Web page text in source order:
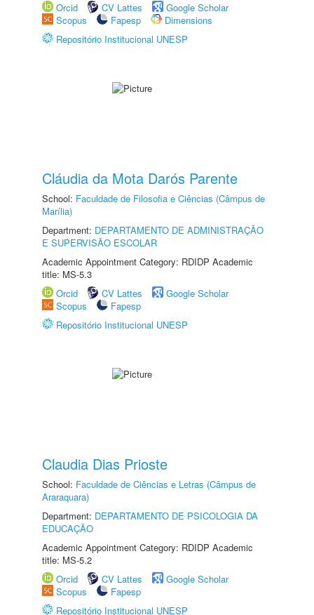
Orcid
CV Lattes
Google Scholar
Scopus
Fapesp
Dimensions
Repositório Institucional UNESP
Cláudia da Mota Darós Parente
School: Faculdade de Filosofia e Ciências (Câmpus de
Marília)
Department: DEPARTAMENTO DE ADMINISTRAÇÃO
E SUPERVISÃO ESCOLAR
Academic Appointment Category: RDIDP Academic
title: MS-5.3
Orcid
CV Lattes
Google Scholar
Scopus
Fapesp
Repositório Institucional UNESP
Claudia Dias Prioste
School: Faculdade de Ciências e Letras (Câmpus de
Araraquara)
Department: DEPARTAMENTO DE PSICOLOGIA DA
EDUCAÇÃO
Academic Appointment Category: RDIDP Academic
title: MS-5.2
Orcid
CV Lattes
Google Scholar
Scopus
Fapesp
Repositório Institucional UNESP